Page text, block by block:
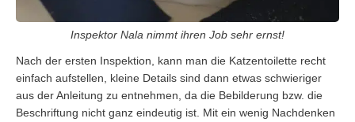
Inspektor Nala nimmt ihren Job sehr ernst!
Nach der ersten Inspektion, kann man die Katzentoilette recht
einfach aufstellen, kleine Details sind dann etwas schwieriger
aus der Anleitung zu entnehmen, da die Bebilderung bzw. die
Beschriftung nicht ganz eindeutig ist. Mit ein wenig Nachdenken